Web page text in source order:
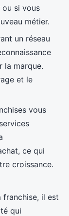
ou si vous
métier.
un réseau
la marque.
et le
vous
ce qui
croissance.
franchise, il est
qui